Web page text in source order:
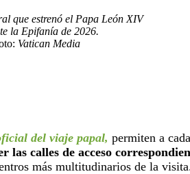
que estrenó el Papa León XIV
la Epifanía de 2026.
Vatican Media
del viaje papal, permiten a
las calles de acceso
más multitudinarios de la